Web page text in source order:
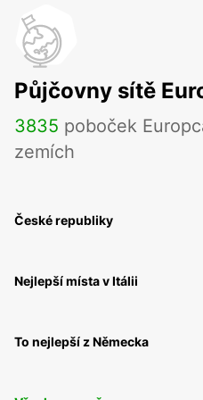
Půjčovny sítě
3835 poboček
zemích
České republiky
Nejlepší místa v Itálii
To nejlepší z Německa